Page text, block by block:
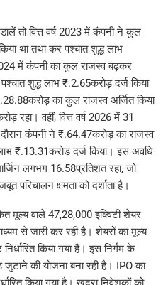
तो वित्त वर्ष 2023 में कंपनी ने कुल
था तथा कर पश्चात शुद्ध लाभ
में कंपनी का कुल राजस्व बढ़कर
शुद्ध लाभ ₹.2.65करोड़ दर्ज किया
का कुल राजस्व अर्जित किया
रहा। वहीं, वित्त वर्ष 2026 में 31
कंपनी ने ₹.64.47करोड़ का राजस्व
₹.13.31करोड़ दर्ज किया। इस अवधि
लगभग 16.58प्रतिशत रहा, जो
परिचालन क्षमता को दर्शाता है।
मूल्य वाले 47,28,000 इक्विटी शेयर
से जारी कर रही है। शेयरों का मूल्य
किया गया है। इस निर्गम के
की योजना बना रही है। IPO का